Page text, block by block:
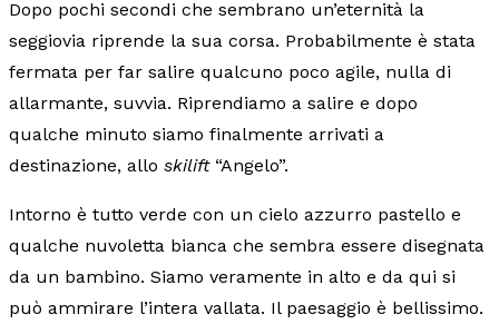
Dopo pochi secondi che sembrano un’eternità la
seggiovia riprende la sua corsa. Probabilmente è stata
fermata per far salire qualcuno poco agile, nulla di
allarmante, suvvia. Riprendiamo a salire e dopo
qualche minuto siamo finalmente arrivati a
destinazione, allo skilift“Angelo”.
Intorno è tutto verde con un cielo azzurro pastello e
qualche nuvoletta bianca che sembra essere disegnata
da un bambino. Siamo veramente in alto e da qui si
può ammirare l’intera vallata. Il paesaggio è bellissimo.